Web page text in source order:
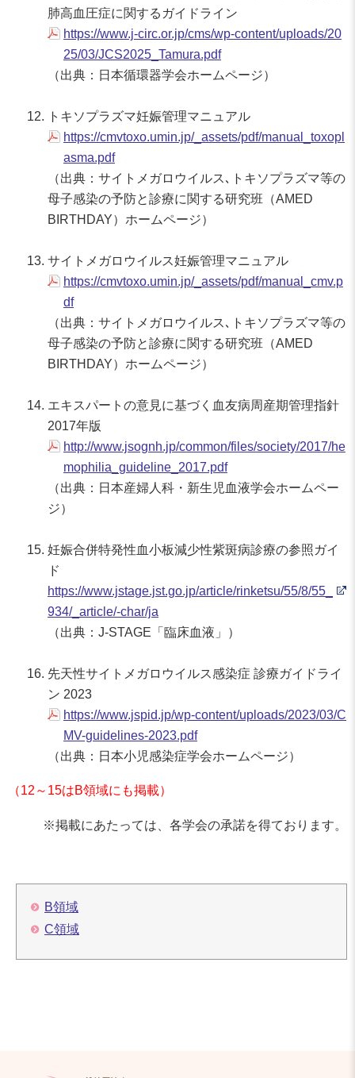
肺高血圧症に関するガイドライン
https://www.j-circ.or.jp/cms/wp-content/uploads/20
25/03/JCS2025_Tamura.pdf
（出典：日本循環器学会ホームページ）
トキソプラズマ妊娠管理マニュアル
https://cmvtoxo.umin.jp/_assets/pdf/manual_toxopl
asma.pdf
（出典：サイトメガロウイルス､トキソプラズマ等の
母子感染の予防と診療に関する研究班（AMED
BIRTHDAY）ホームページ）
サイトメガロウイルス妊娠管理マニュアル
https://cmvtoxo.umin.jp/_assets/pdf/manual_cmv.p
df
（出典：サイトメガロウイルス､トキソプラズマ等の
母子感染の予防と診療に関する研究班（AMED
BIRTHDAY）ホームページ）
エキスパートの意見に基づく血友病周産期管理指針
2017年版
http://www.jsognh.jp/common/files/society/2017/he
mophilia_guideline_2017.pdf
（出典：日本産婦人科・新生児血液学会ホームペー
ジ）
妊娠合併特発性血小板減少性紫斑病診療の参照ガイ
ド
https://www.jstage.jst.go.jp/article/rinketsu/55/8/55_
934/_article/-char/ja
（出典：J-STAGE「臨床血液」）
先天性サイトメガロウイルス感染症 診療ガイドライ
ン 2023
https://www.jspid.jp/wp-content/uploads/2023/03/C
MV-guidelines-2023.pdf
（出典：日本小児感染症学会ホームページ）
（12～15はB領域にも掲載）
※掲載にあたっては、各学会の承諾を得ております。
B領域
C領域